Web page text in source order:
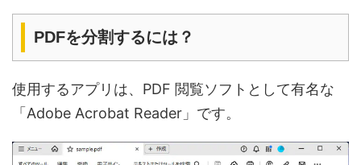
PDFを分割するには？
使用するアプリは、PDF 閲覧ソフトとして有名な
「Adobe Acrobat Reader」です。